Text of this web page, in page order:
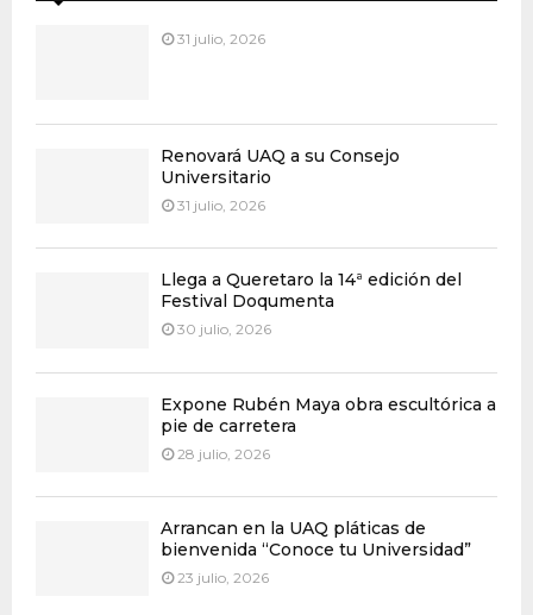
31 julio, 2026
Renovará UAQ a su Consejo
Universitario
31 julio, 2026
Llega a Queretaro la 14ª edición del
Festival Doqumenta
30 julio, 2026
Expone Rubén Maya obra escultórica a
pie de carretera
28 julio, 2026
Arrancan en la UAQ pláticas de
bienvenida “Conoce tu Universidad”
23 julio, 2026